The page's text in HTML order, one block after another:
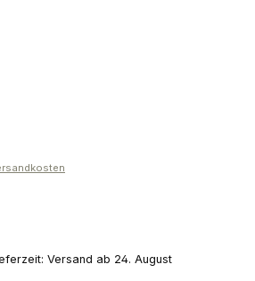
Versand ab 24. August